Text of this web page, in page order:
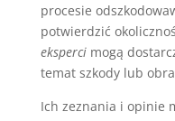
procesie
potwierdzić
ekspercimogą
temat szkody lub
Ich zeznania i opinie